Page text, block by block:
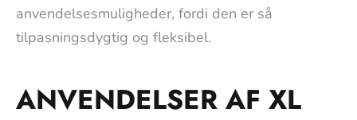
anvendelsesmuligheder, fordi den er så
tilpasningsdygtig og fleksibel.
ANVENDELSER AF XL